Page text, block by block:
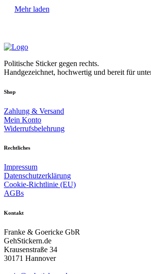
Mehr laden
Politische Sticker gegen rechts.
Handgezeichnet, hochwertig und bereit für
Shop
Zahlung & Versand
Mein Konto
Widerrufsbelehrung
Rechtliches
Impressum
Datenschutzerklärung
Cookie-Richtlinie (EU)
AGBs
Kontakt
Franke & Goericke GbR
GehStickern.de
Krausenstraße 34
30171 Hannover